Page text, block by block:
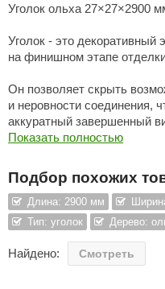
Woods
Light
Уголок ольха 27×27×2900
Уголок - это декоративный
на финишном этапе
Он позволяет скрыть
и неровности соединения,
аккуратный завершенный
выделяет прекрасный
со временем становится
Благодаря однородной
не склонна к короблению и
сушки и эксплуатации.
Показать полностью
Подбор похожих
Длина: 2900 мм
Тип: уголок
Дерево:
Найдено: Смотреть